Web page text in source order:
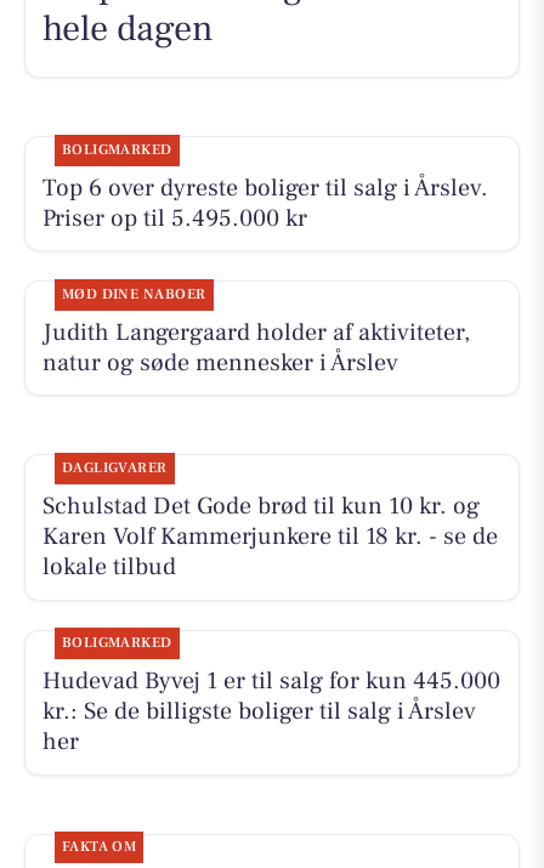
hele dagen
BOLIGMARKED
Top 6 over dyreste boliger til salg i Årslev.
Priser op til 5.495.000 kr
MØD DINE NABOER
Judith Langergaard holder af aktiviteter,
natur og søde mennesker i Årslev
DAGLIGVARER
Schulstad Det Gode brød til kun 10 kr. og
Karen Volf Kammerjunkere til 18 kr. - se de
lokale tilbud
BOLIGMARKED
Hudevad Byvej 1 er til salg for kun 445.000
kr.: Se de billigste boliger til salg i Årslev
her
FAKTA OM